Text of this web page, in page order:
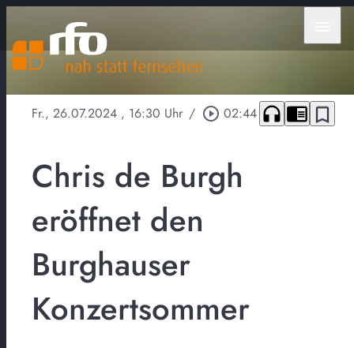
Fr., 26.07.2024 , 16:30 Uhr / play_circle_outline 02:44 headphones chrome_reader_mode bookmark_border
Chris de Burgh
eröffnet den
Burghauser
Konzertsommer